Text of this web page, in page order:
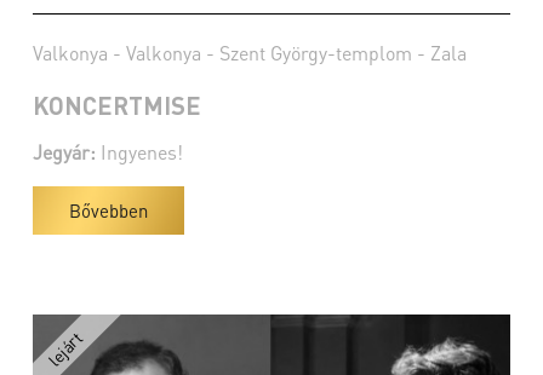
Valkonya - Valkonya - Szent György-templom - Zala
KONCERTMISE
Jegyár: Ingyenes!
Bővebben